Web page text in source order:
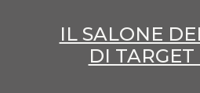
IL SALONE
DI